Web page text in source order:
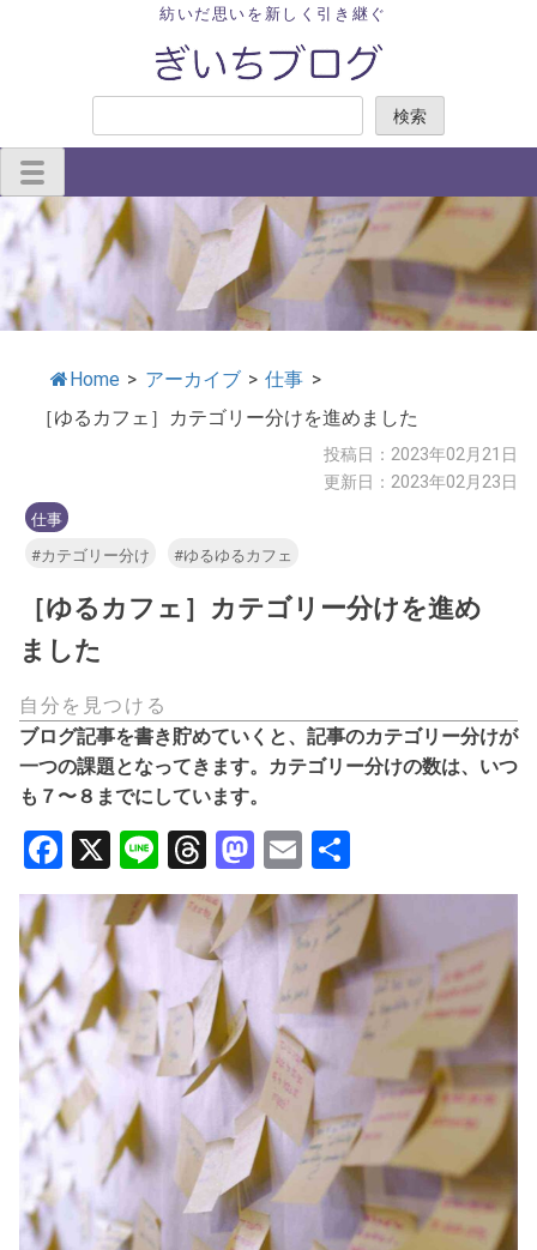
紡いだ思いを新しく引き継ぐ
索
検索
Home > アーカイブ > 仕事 >
［ゆるカフェ］カテゴリー分けを進めました
投稿日：2023年02月21日
更新日：2023年02月23日
仕事
#カテゴリー分け
#ゆるゆるカフェ
［ゆるカフェ］カテゴリー分けを進め
ました
自分を見つける
ブログ記事を書き貯めていくと、記事のカテゴリー分けが
一つの課題となってきます。カテゴリー分けの数は、いつ
も７〜８までにしています。
Facebook
X LineThreads
Mastodon
Email
有